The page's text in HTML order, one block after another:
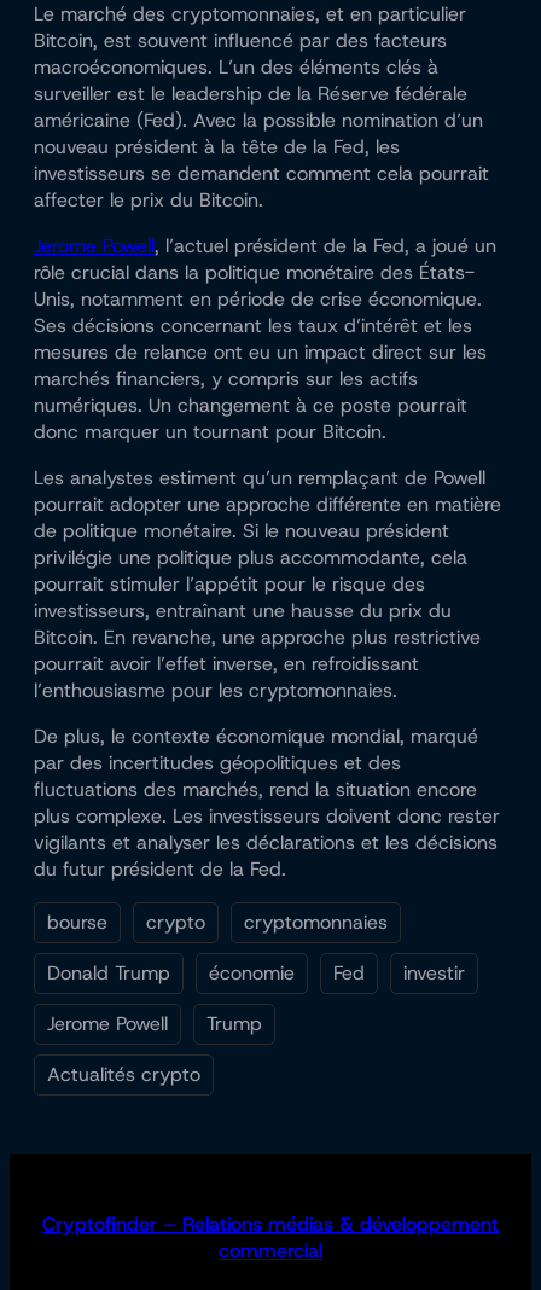
Le marché des cryptomonnaies, et en particulier
Bitcoin, est souvent influencé par des facteurs
macroéconomiques. L’un des éléments clés à
surveiller est le leadership de la Réserve fédérale
américaine (Fed). Avec la possible nomination d’un
nouveau président à la tête de la Fed, les
investisseurs se demandent comment cela pourrait
affecter le prix du Bitcoin.
Jerome Powell, l’actuel président de la Fed, a joué un
rôle crucial dans la politique monétaire des États-
Unis, notamment en période de crise économique.
Ses décisions concernant les taux d’intérêt et les
mesures de relance ont eu un impact direct sur les
marchés financiers, y compris sur les actifs
numériques. Un changement à ce poste pourrait
donc marquer un tournant pour Bitcoin.
Les analystes estiment qu’un remplaçant de Powell
pourrait adopter une approche différente en matière
de politique monétaire. Si le nouveau président
privilégie une politique plus accommodante, cela
pourrait stimuler l’appétit pour le risque des
investisseurs, entraînant une hausse du prix du
Bitcoin. En revanche, une approche plus restrictive
pourrait avoir l’effet inverse, en refroidissant
l’enthousiasme pour les cryptomonnaies.
De plus, le contexte économique mondial, marqué
par des incertitudes géopolitiques et des
fluctuations des marchés, rend la situation encore
plus complexe. Les investisseurs doivent donc rester
vigilants et analyser les déclarations et les décisions
du futur président de la Fed.
bourse crypto
cryptomonnaies
Donald Trump
économie Fed
investir
Jerome Powell
Trump
Actualités crypto
Cryptofinder – Relations médias & développement
commercial